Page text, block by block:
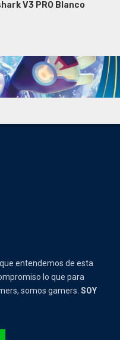
V3 PRO Blanco
entendemos de esta
lo que para
somos gamers. SOY